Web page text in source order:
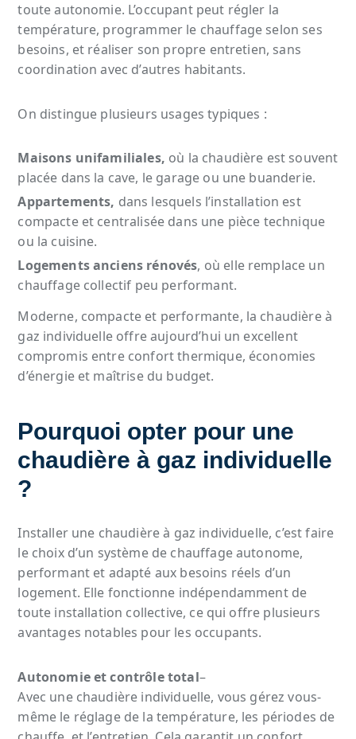
toute autonomie. L’occupant peut régler la
température, programmer le chauffage selon ses
besoins, et réaliser son propre entretien, sans
coordination avec d’autres habitants.
On distingue plusieurs usages typiques :
Maisons unifamiliales, où la chaudière est souvent
placée dans la cave, le garage ou une buanderie.
Appartements, dans lesquels l’installation est
compacte et centralisée dans une pièce technique
ou la cuisine.
Logements anciens rénovés, où elle remplace un
chauffage collectif peu performant.
Moderne, compacte et performante, la chaudière à
gaz individuelle offre aujourd’hui un excellent
compromis entre confort thermique, économies
d’énergie et maîtrise du budget.
Pourquoi opter pour une
chaudière à gaz individuelle
?
Installer une chaudière à gaz individuelle, c’est faire
le choix d’un système de chauffage autonome,
performant et adapté aux besoins réels d’un
logement. Elle fonctionne indépendamment de
toute installation collective, ce qui offre plusieurs
avantages notables pour les occupants.
Autonomie et contrôle total–
Avec une chaudière individuelle, vous gérez vous-
même le réglage de la température, les périodes de